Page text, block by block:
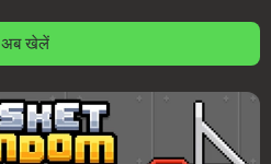
अब खेलें